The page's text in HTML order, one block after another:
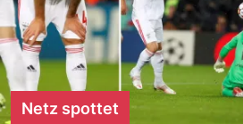
Netz spottet